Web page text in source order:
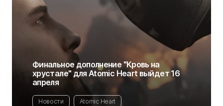
Финальное дополнение "Кровь на
хрустале" для Atomic Heart выйдет 16
апреля
Новости Atomic Heart